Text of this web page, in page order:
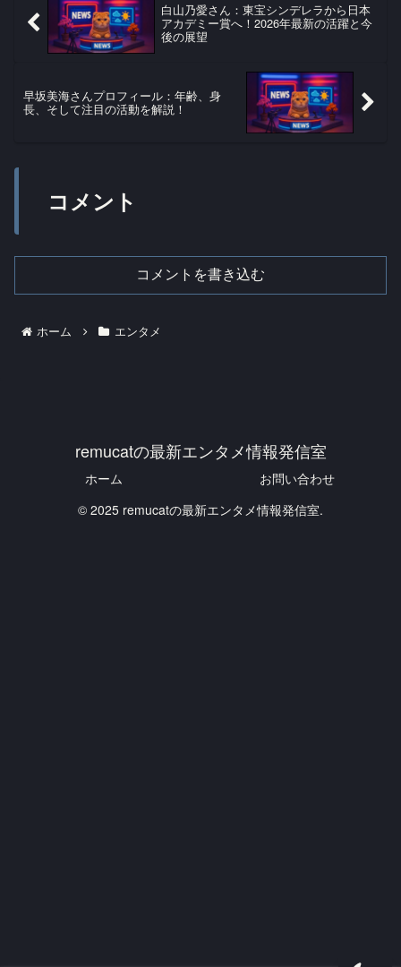
白山乃愛さん：東宝シンデレラから日本
アカデミー賞へ！2026年最新の活躍と今
後の展望
早坂美海さんプロフィール：年齢、身
長、そして注目の活動を解説！
コメント
コメントを書き込む
ホーム エンタメ
remucatの最新エンタメ情報発信室
ホーム
お問い合わせ
© 2025 remucatの最新エンタメ情報発信室.